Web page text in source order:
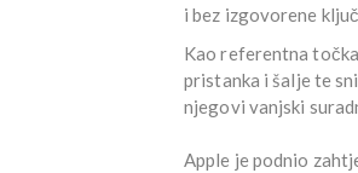
i bez izgovorene
Kao referentna
pristanka i šalje te
njegovi vanjski
Apple je podnio